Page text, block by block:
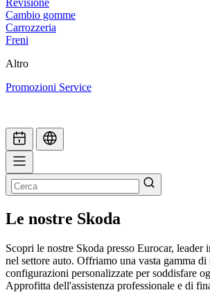
Revisione
Cambio gomme
Carrozzeria
Freni
Altro
Promozioni Service
Le nostre Skoda
Scopri le nostre Skoda presso Eurocar, leader
nel settore auto. Offriamo una vasta gamma
configurazioni personalizzate per soddisfare
Approfitta dell'assistenza professionale e di